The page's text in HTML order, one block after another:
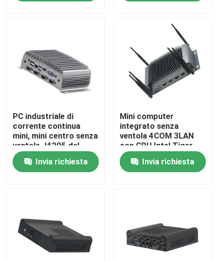
Fatory Tour
Contattaci
Richiedere un preventivo
PC industriale del pannello
PC irregolare della compressa
PC industriale di
corrente continua
mini, mini centro senza
ventole J4205 del
quadrato di lan del
computer 6COM 1
Invia richiesta
Mini computer
integrato senza
ventola 4COM 3LAN
con CPU Intel Tiger
Lake 6305 di
undicesima
generazione
Invia richiesta